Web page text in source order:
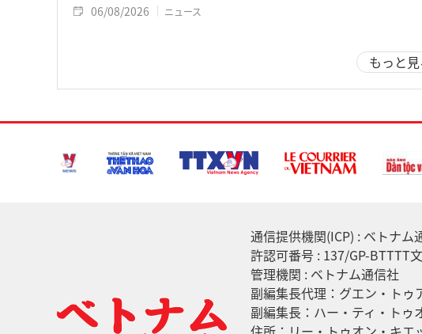
06/08/2026 ニュース
もっと見
通信提供機関(ICP) : ベトナム
許認可番号 : 137/GP-BTTTT
管理機関 : ベトナム通信社
副編集長代理：グエン・トゥ
副編集長：ハー・ティ・トゥ